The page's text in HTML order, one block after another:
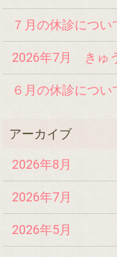
７月の休診につい
2026年7月 きゅ
６月の休診につい
2026年8月
2026年7月
2026年5月